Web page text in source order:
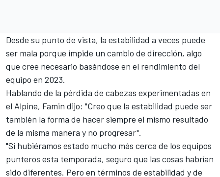
Desde su punto de vista, la estabilidad a veces puede
ser mala porque impide un cambio de dirección, algo
que cree necesario basándose en el rendimiento del
equipo en 2023.
Hablando de la pérdida de cabezas experimentadas en
el Alpine, Famin dijo: "Creo que la estabilidad puede ser
también la forma de hacer siempre el mismo resultado
de la misma manera y no progresar".
"Si hubiéramos estado mucho más cerca de los equipos
punteros esta temporada, seguro que las cosas habrían
sido diferentes. Pero en términos de estabilidad y de